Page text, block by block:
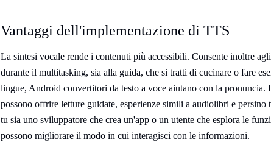
Vantaggi dell'implementazione di TTS
La sintesi vocale rende i contenuti più accessibili. Consente inoltre
durante il multitasking, sia alla guida, che si tratti di cucinare o fare
lingue, Android convertitori da testo a voce aiutano con la pronuncia.
possono offrire letture guidate, esperienze simili a audiolibri e persino
tu sia uno sviluppatore che crea un'app o un utente che esplora le
possono migliorare il modo in cui interagisci con le informazioni.